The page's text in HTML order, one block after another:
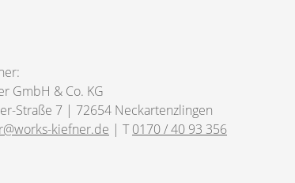
GmbH & Co. KG
Straße 7 | 72654 Neckartenzlingen
kiefner.de | T0170 / 40 93 356